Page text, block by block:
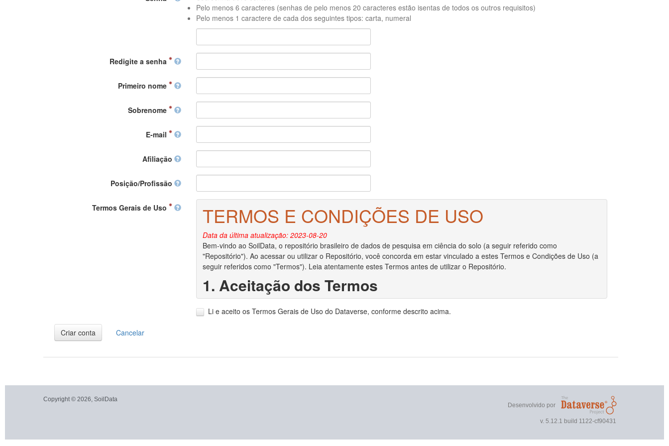
Pelo menos 6 caracteres (senhas de pelo menos 20 caracteres estão isentas de todos os outros requisitos)
Pelo menos 1 caractere de cada dos seguintes tipos: carta, numeral
Redigite a senha
Primeiro nome
Sobrenome
E-mail
Afiliação
Posição/Profissão
Termos Gerais de Uso TERMOS E CONDIÇÕES DE USO
Data da última atualização: 2023-08-20
Bem-vindo ao SoilData, o repositório brasileiro de dados de pesquisa em ciência do solo (a seguir referido como
"Repositório"). Ao acessar ou utilizar o Repositório, você concorda em estar vinculado a estes Termos e Condições de Uso (a
seguir referidos como "Termos"). Leia atentamente estes Termos antes de utilizar o Repositório.
1. Aceitação dos Termos
1.2. Você declara ser o criador/autor dos dados ou ter obtido permissão do criador/autor para depositar qualquer conjunto de
conjunto de dados e você for o proprietário dos direitos autorais, ao aceitar estes Termos, você ainda mantém os direitos
2.2. Se os direitos autorais forem aplicáveis e você não for o proprietário dos direitos autorais, você declara que o proprietário
2.3. Ao depositar dados no Repositório, você concede ao MapBiomas o direito não exclusivo de reproduzir, traduzir e
Li e aceito os Termos Gerais de Uso do Dataverse, conforme descrito acima.
Criar conta Cancelar
Copyright © 2026, SoilData
Desenvolvido por
v. 5.12.1 build 1122-cf90431